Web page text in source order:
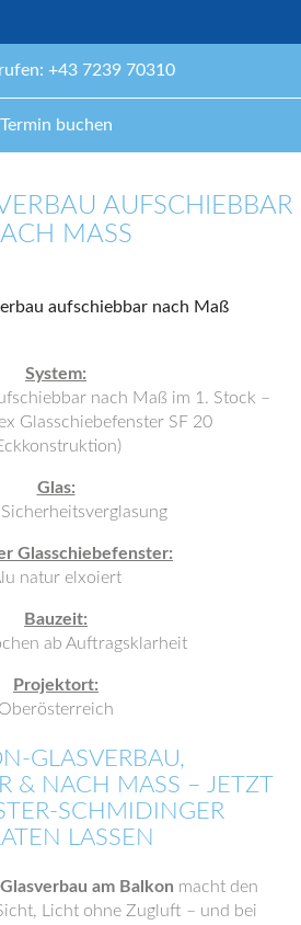
+43 7239 70310
Termin buchen
AUFSCHIEBBAR
MASS
System:
nach Maß im 1. Stock –
Glasschiebefenster SF 20
Glas:
Glasschiebefenster:
natur elxoiert
Bauzeit:
ab Auftragsklarheit
Projektort:
Oberösterreich
GLASVERBAU,
& NACH MASS – JETZT V
SCHMIDINGER B
LASSEN
Glasverbau am Balkon macht den
Licht ohne Zugluft – und bei